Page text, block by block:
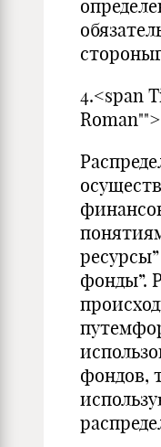
4.<span
фонды”.
фондов,